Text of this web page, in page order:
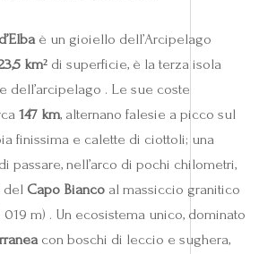
è un gioiello dell’Arcipelago
km² di superficie, è la terza isola
dell’arcipelago . Le sue coste
147 km, alternano falesie a picco sul
finissima e calette di ciottoli; una
passare, nell’arco di pochi chilometri,
del Capo Bianco al massiccio granitico
019 m) . Un ecosistema unico, dominato
con boschi di leccio e sughera,